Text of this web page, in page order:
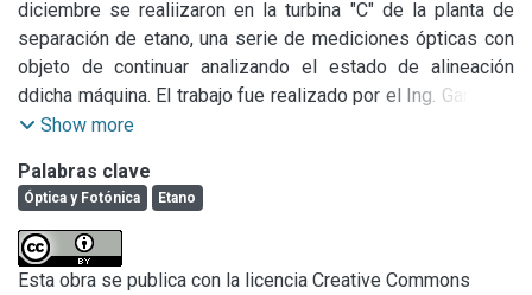
diciembre se realiizaron en la turbina "C" de la planta de
separación de etano, una serie de mediciones ópticas con
objeto de continuar analizando el estado de alineación
ddicha máquina. El trabajo fue realizado por el Ing. Garbocci
y los Dres. Duchowicz, Ranea Sandoval y Tocho.
anteriores, el método empleado fue ajustado
convenientemente y los resultados obtenidos pueden
considerarse aceptables en lo que concierne a errores
sistemáticos.
Show more
Palabras clave
Óptica y Fotónica Etano
Esta obra se publica con la licencia Creative Commons